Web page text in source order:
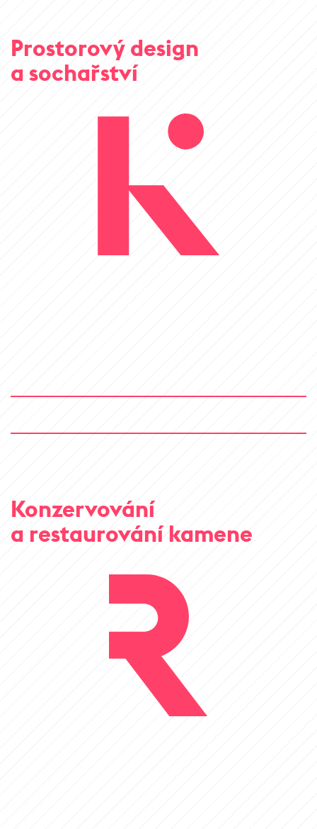
Prostorový design
a sochařství
Konzervování
a restaurování kamene